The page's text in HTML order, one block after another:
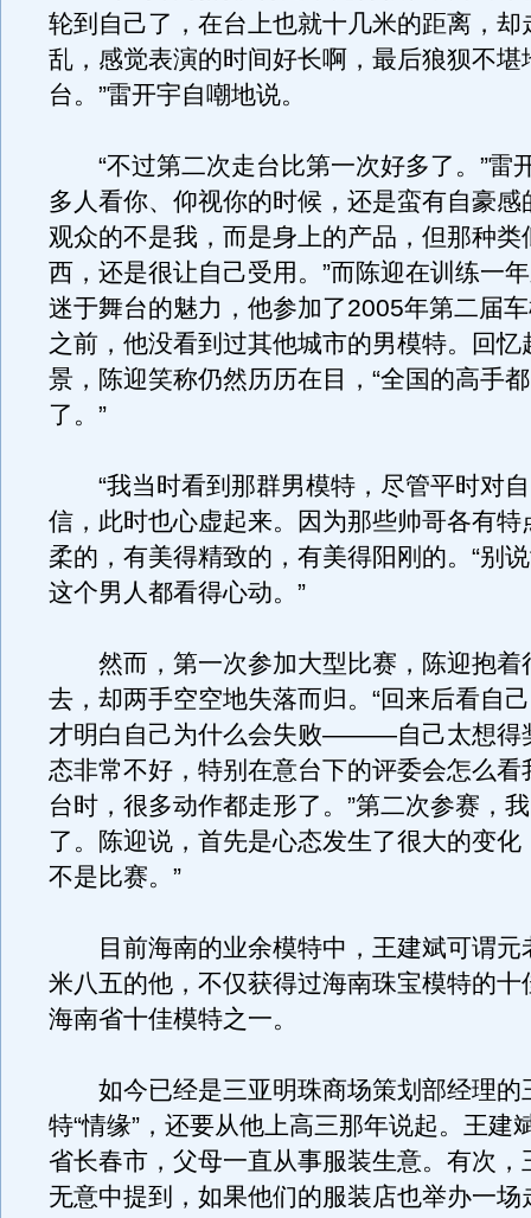
轮到自己了，在台上也就十几米的距离，却
乱，感觉表演的时间好长啊，最后狼狈不堪
台。”雷开宇自嘲地说。
“不过第二次走台比第一次好多了。”雷
多人看你、仰视你的时候，还是蛮有自豪感
观众的不是我，而是身上的产品，但那种类
西，还是很让自己受用。”而陈迎在训练一
迷于舞台的魅力，他参加了2005年第二届
之前，他没看到过其他城市的男模特。回忆
景，陈迎笑称仍然历历在目，“全国的高手
了。”
“我当时看到那群男模特，尽管平时对自
信，此时也心虚起来。因为那些帅哥各有特
柔的，有美得精致的，有美得阳刚的。“别
这个男人都看得心动。”
然而，第一次参加大型比赛，陈迎抱着
去，却两手空空地失落而归。“回来后看自
才明白自己为什么会失败———自己太想得
态非常不好，特别在意台下的评委会怎么看
台时，很多动作都走形了。”第二次参赛，
了。陈迎说，首先是心态发生了很大的变化
不是比赛。”
目前海南的业余模特中，王建斌可谓元
米八五的他，不仅获得过海南珠宝模特的十
海南省十佳模特之一。
如今已经是三亚明珠商场策划部经理的
特“情缘”，还要从他上高三那年说起。王建
省长春市，父母一直从事服装生意。有次，
无意中提到，如果他们的服装店也举办一场